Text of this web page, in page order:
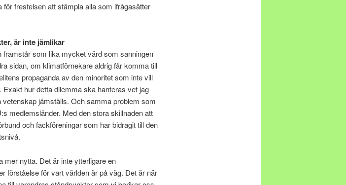
frestelsen att stämpla alla som ifrågasätter
är inte jämlikar
som lika mycket värd som sanningen
sidan, om klimatförnekare aldrig får komma till
propaganda av den minoritet som inte vill
hur detta dilemma ska hanteras vet jag
jämställs. Och samma problem som
medlemsländer. Med den stora skillnaden att
och fackföreningar som har bidragit till den
mer nytta. Det är inte ytterligare en
förståelse för vart världen är på väg. Det är när